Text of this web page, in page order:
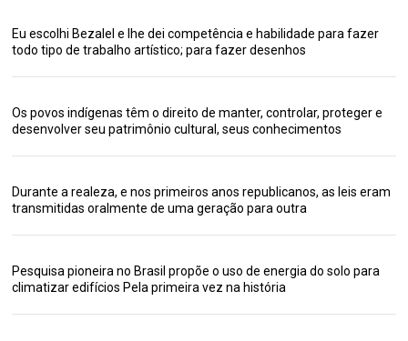
Eu escolhi Bezalel e lhe dei competência e habilidade para fazer
todo tipo de trabalho artístico; para fazer desenhos
Os povos indígenas têm o direito de manter, controlar, proteger e
desenvolver seu patrimônio cultural, seus conhecimentos
Durante a realeza, e nos primeiros anos republicanos, as leis eram
transmitidas oralmente de uma geração para outra
Pesquisa pioneira no Brasil propõe o uso de energia do solo para
climatizar edifícios Pela primeira vez na história